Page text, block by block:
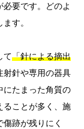
要です。どのよ
す。
て「針による摘出
射針や専用の器具
にたまった角質の
ることが多く、施
跡が残りにく